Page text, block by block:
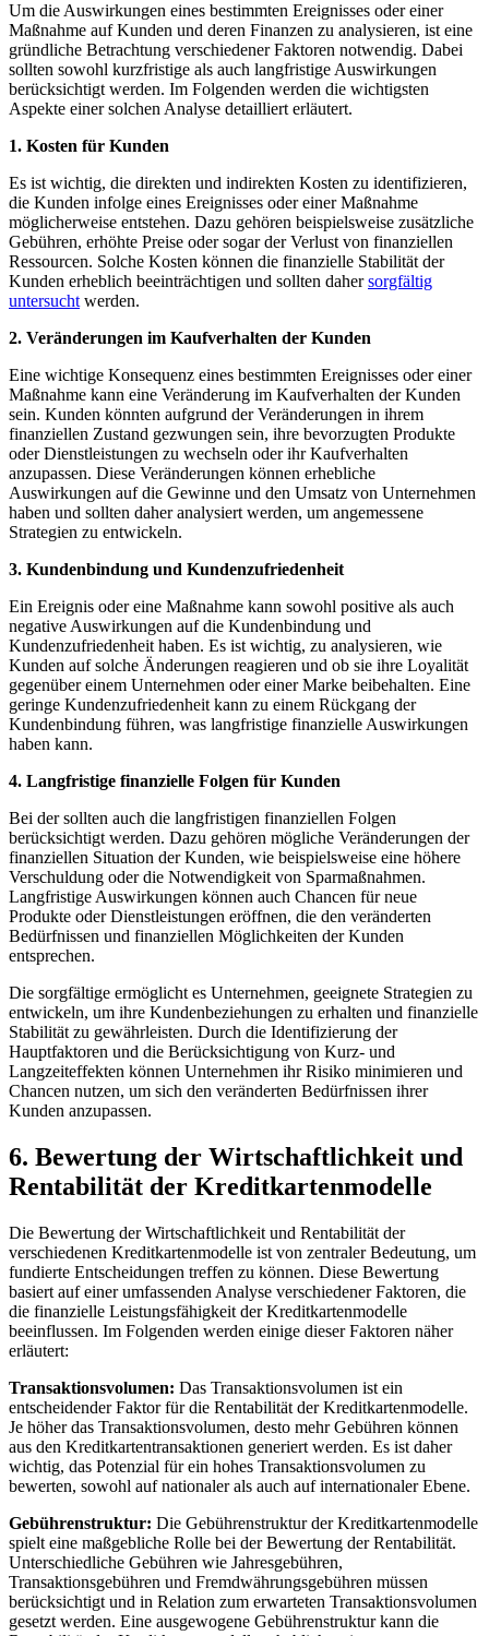
Um ‍die⁣ Auswirkungen eines bestimmten Ereignisses⁤ oder einer
Maßnahme ⁤auf Kunden und deren Finanzen​ zu ⁢analysieren, ist ⁢eine
gründliche Betrachtung verschiedener Faktoren notwendig. Dabei
⁢sollten sowohl kurzfristige als‌ auch langfristige Auswirkungen​
berücksichtigt werden. Im Folgenden werden ​die wichtigsten
‌Aspekte ⁣einer solchen Analyse detailliert erläutert.
1.⁤ Kosten für Kunden
Es ist wichtig, die⁢ direkten⁢ und⁣ indirekten Kosten zu identifizieren,
die Kunden infolge eines Ereignisses oder ⁤einer Maßnahme
möglicherweise entstehen.‍ Dazu gehören beispielsweise zusätzliche
Gebühren, erhöhte Preise oder sogar der‌ Verlust von finanziellen
Ressourcen. Solche Kosten können die finanzielle Stabilität der
Kunden ‍erheblich beeinträchtigen und sollten dahersorgfältig‍
untersucht werden.
2. Veränderungen im Kaufverhalten der Kunden
Eine wichtige​ Konsequenz eines bestimmten Ereignisses oder einer
Maßnahme ⁣kann eine Veränderung im Kaufverhalten der⁣ Kunden
sein.‍ Kunden ⁢könnten aufgrund der Veränderungen in ihrem⁤
finanziellen Zustand gezwungen sein, ihre bevorzugten Produkte
oder ​Dienstleistungen zu ‍wechseln oder ihr Kaufverhalten
⁤anzupassen. Diese⁣ Veränderungen können erhebliche
Auswirkungen‌ auf die Gewinne und den Umsatz von Unternehmen
haben und sollten daher analysiert werden, ⁢um‌ angemessene
Strategien zu ‍entwickeln.
3. Kundenbindung ​und Kundenzufriedenheit
Ein ⁢Ereignis oder eine Maßnahme⁢ kann sowohl positive als auch
negative Auswirkungen auf ‌die ‌Kundenbindung und
Kundenzufriedenheit haben. ⁤Es ‍ist wichtig, zu analysieren, wie
Kunden⁢ auf solche Änderungen reagieren und ob sie⁤ ihre Loyalität
gegenüber ⁢einem⁢ Unternehmen‍ oder einer Marke beibehalten. Eine‍
geringe​ Kundenzufriedenheit ⁤kann zu einem Rückgang der
Kundenbindung führen, was langfristige finanzielle ‍Auswirkungen
haben kann.
4. ⁢Langfristige finanzielle Folgen​ für Kunden
Bei der ‍sollten ⁤auch‍ die langfristigen finanziellen⁣ Folgen
berücksichtigt werden.‌ Dazu gehören mögliche ‌Veränderungen der‍
finanziellen ​Situation der ​Kunden, wie beispielsweise‌ eine höhere​
Verschuldung oder die Notwendigkeit von Sparmaßnahmen.
Langfristige​ Auswirkungen können⁣ auch Chancen für neue
Produkte oder Dienstleistungen eröffnen,⁢ die ⁤den veränderten
Bedürfnissen und‍ finanziellen⁣ Möglichkeiten der Kunden
entsprechen.
Die sorgfältige ermöglicht es Unternehmen, geeignete Strategien zu
entwickeln, um ihre‍ Kundenbeziehungen zu‍ erhalten und finanzielle
Stabilität zu gewährleisten. ⁣Durch die Identifizierung‍ der
Hauptfaktoren und die ‌Berücksichtigung von⁣ Kurz-​ und
Langzeiteffekten ​können Unternehmen ihr Risiko minimieren und
Chancen ​nutzen, ⁤um sich den veränderten Bedürfnissen ihrer
⁤Kunden anzupassen.
6.⁢ Bewertung ⁤der Wirtschaftlichkeit und
Rentabilität ​der ‍Kreditkartenmodelle
Die Bewertung der Wirtschaftlichkeit und Rentabilität der
verschiedenen Kreditkartenmodelle ist⁣ von⁣ zentraler Bedeutung, um
fundierte Entscheidungen treffen ⁣zu​ können. Diese Bewertung
⁢basiert auf einer umfassenden ⁤Analyse‌ verschiedener⁢ Faktoren, die
die finanzielle Leistungsfähigkeit ⁤der ‍Kreditkartenmodelle
beeinflussen. Im Folgenden werden einige dieser Faktoren⁢ näher
erläutert:
Transaktionsvolumen: Das Transaktionsvolumen ist ein⁣
entscheidender Faktor für die​ Rentabilität ‍der ‌Kreditkartenmodelle.
Je ‍höher ‍das Transaktionsvolumen, desto mehr Gebühren können
‌aus den Kreditkartentransaktionen generiert werden.⁣ Es ‍ist daher
⁢wichtig, ‌das ⁣Potenzial für‌ ein hohes Transaktionsvolumen zu
bewerten, sowohl auf ​nationaler als auch auf internationaler Ebene.
Gebührenstruktur: Die Gebührenstruktur der‍ Kreditkartenmodelle
spielt eine‍ maßgebliche Rolle bei der Bewertung der ⁤Rentabilität.
Unterschiedliche Gebühren ‌wie ‍Jahresgebühren,
⁤Transaktionsgebühren und‍ Fremdwährungsgebühren müssen‍
berücksichtigt und⁤ in Relation zum‍ erwarteten⁤ Transaktionsvolumen
​gesetzt werden. Eine‌ ausgewogene Gebührenstruktur kann ⁤die